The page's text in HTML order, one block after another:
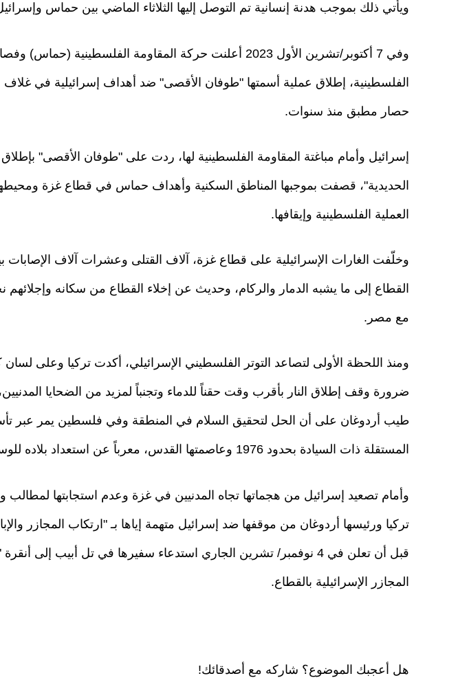
ويأتي ذلك بموجب هدنة إنسانية تم التوصل إليها الثلاثاء الماضي بين حماس
وفي 7 أكتوبر/تشرين الأول 2023 أعلنت حركة المقاومة الفلسطينية
الفلسطينية، إطلاق عملية أسمتها "طوفان الأقصى" ضد أهداف إسرائيلية في
حصار مطبق منذ سنوات.
إسرائيل وأمام مباغتة المقاومة الفلسطينية لها، ردت على "طوفان الأقصى"
الحديدية"، قصفت بموجبها المناطق السكنية وأهداف حماس في قطاع غزة
العملية الفلسطينية وإيقافها.
وخلّفت الغارات الإسرائيلية على قطاع غزة، آلاف القتلى وعشرات آلاف الإصابات
القطاع إلى ما يشبه الدمار والركام، وحديث عن إخلاء القطاع من سكانه
مع مصر.
ومنذ اللحظة الأولى لتصاعد التوتر الفلسطيني الإسرائيلي، أكدت تركيا وعلى
ضرورة وقف إطلاق النار بأقرب وقت حقناً للدماء وتجنباً لمزيد من الضحايا
طيب أردوغان على أن الحل لتحقيق السلام في المنطقة وفي فلسطين يمر عبر
المستقلة ذات السيادة بحدود 1976 وعاصمتها القدس، معرباً عن استعداد بلاده للوساطة.
وأمام تصعيد إسرائيل من هجماتها تجاه المدنيين في غزة وعدم استجابتها
تركيا ورئيسها أردوغان من موقفها ضد إسرائيل متهمة إياها بـ "ارتكاب المجازر
قبل أن تعلن في 4 نوفمبر/ تشرين الجاري استدعاء سفيرها في تل أبيب إلى
المجازر الإسرائيلية بالقطاع.
هل أعجبك الموضوع؟ شاركه مع أصدقائك!